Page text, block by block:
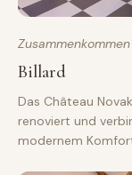
Zusammenkommen
Billard
Das Château
renoviert und
modernem